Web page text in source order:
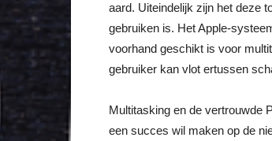
aard. Uiteindelijk zijn het deze
gebruiken is. Het Apple-
voorhand geschikt is voor
gebruiker kan vlot ertussen
Multitasking en de vertrouwde
een succes wil maken op de